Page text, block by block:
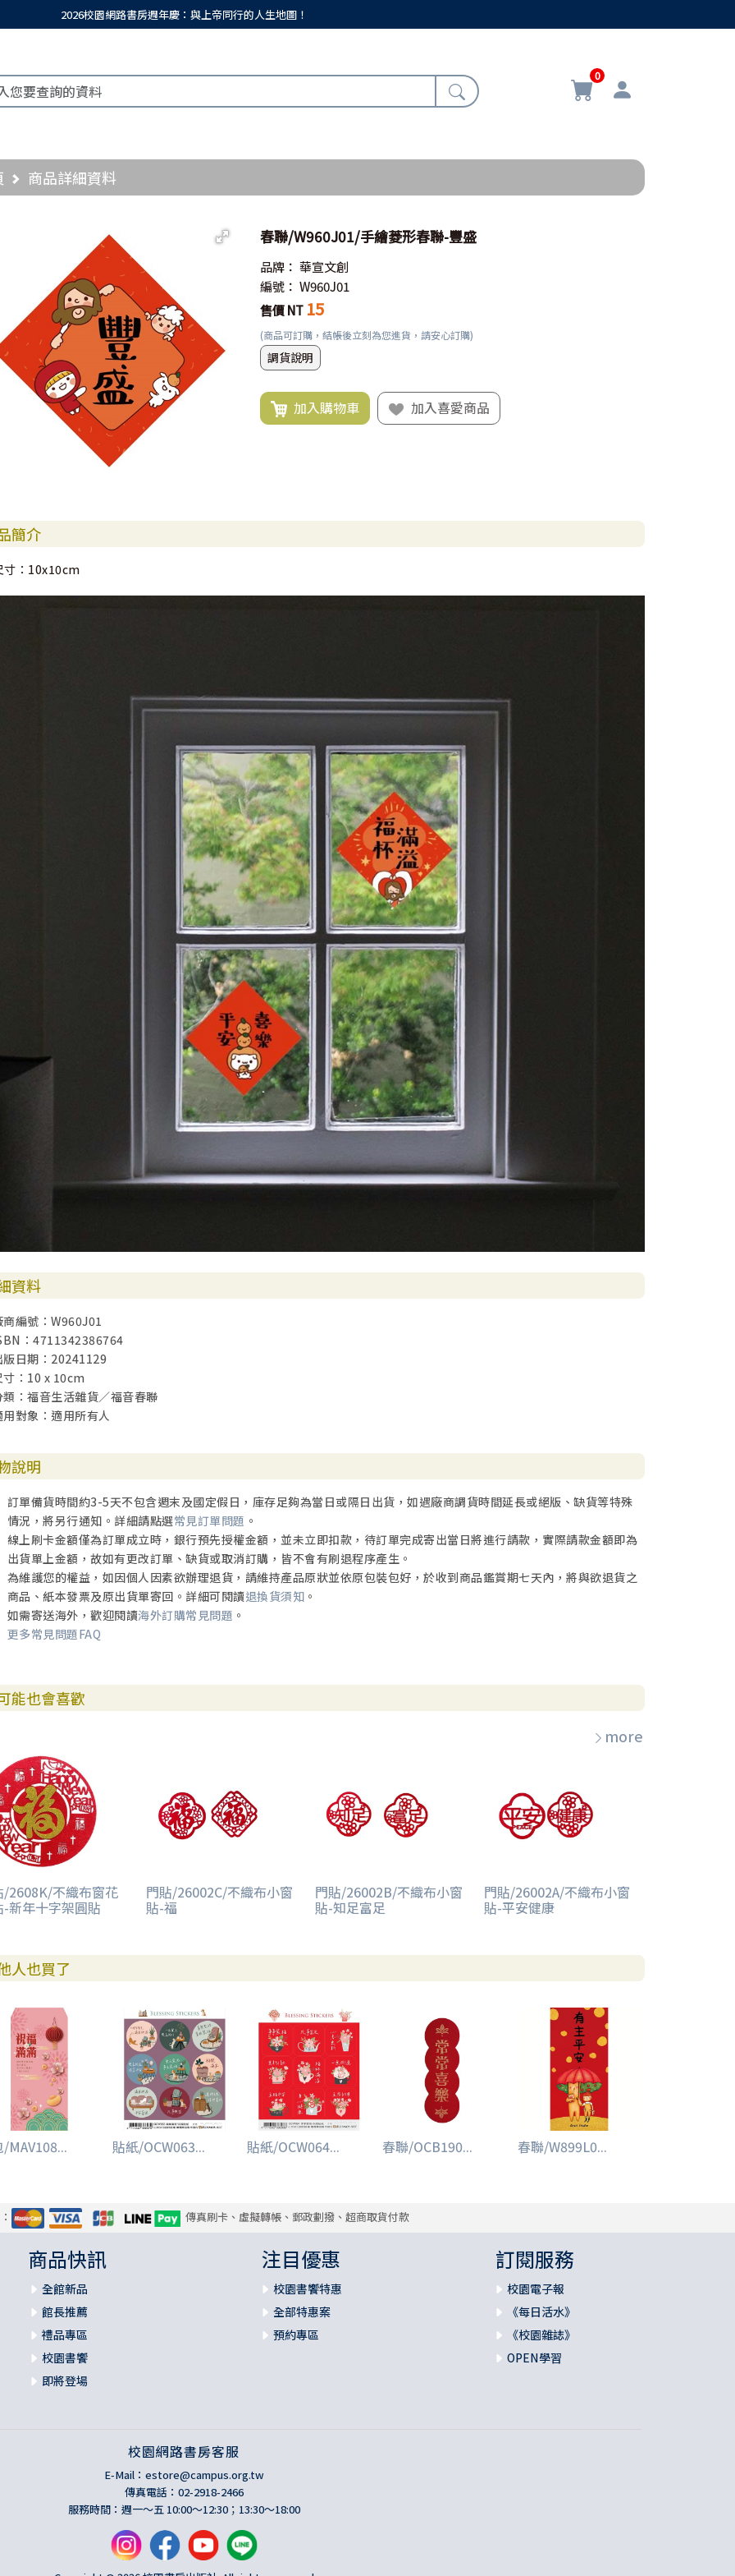
2026校園網路書房週年慶：與上帝同行的人生地圖！
0
商品詳細資料
春聯/W960J01/手繪菱形春聯-豐盛
品牌：華宣文創
編號：W960J01
售價 NT 15
(商品可訂購，結帳後立刻為您進貨，請安心訂購)
調貨說明
加入購物車 加入喜愛商品
簡介
寸：10x10cm
資料
商編號：W960J01
：4711342386764
版日期：20241129
寸：10 x 10cm
類：福音生活雜貨／福音春聯
用對象：適用所有人
說明
訂單備貨時間約3-5天不包含週末及國定假日，庫存足夠為當日或隔日出貨，如遇廠商調貨時間延長或絕版、缺貨等特殊
情況，將另行通知。詳細請點選常見訂單問題 。
線上刷卡金額僅為訂單成立時，銀行預先授權金額，並未立即扣款，待訂單完成寄出當日將進行請款，實際請款金額即為
出貨單上金額，故如有更改訂單、缺貨或取消訂購，皆不會有刷退程序產生。
為維護您的權益，如因個人因素欲辦理退貨，請維持產品原狀並依原包裝包好，於收到商品鑑賞期七天內，將與欲退貨之
商品、紙本發票及原出貨單寄回。詳細可閱讀退換貨須知 。
如需寄送海外，歡迎閱讀海外訂購常見問題 。
更多常見問題FAQ
能也會喜歡
more
/2608K/不織布窗花
-新年十字架圓貼
門貼/26002C/不織布小窗
貼-福
門貼/26002B/不織布小窗
貼-知足富足
門貼/26002A/不織布小窗
貼-平安健康
人也買了
MAV108... 貼紙/OCW063... 貼紙/OCW064... 春聯/OCB190... 春聯/W899L0...
傳真刷卡、虛擬轉帳、郵政劃撥、超商取貨付款
商品快訊
全館新品
館長推薦
禮品專區
校園書饗
即將登場
注目優惠
校園書饗特惠
全部特惠案
預約專區
訂閱服務
校園電子報
《每日活水》
《校園雜誌》
OPEN學習
校園網路書房客服
E-Mail： estore@campus.org.tw
傳真電話：02-2918-2466
服務時間：週一～五 10:00～12:30；13:30～18:00